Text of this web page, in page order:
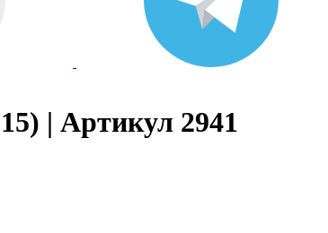
| Артикул 2941